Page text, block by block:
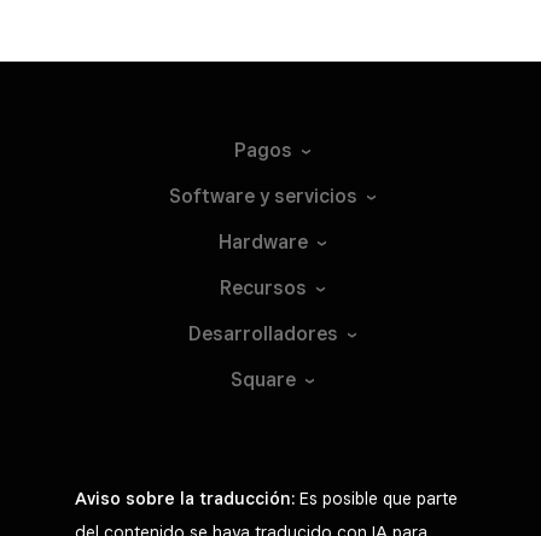
Pagos
Software y servicios
Hardware
Recursos
Desarrolladores
Square
Aviso sobre la traducción: Es posible que parte
del contenido se haya traducido con IA para